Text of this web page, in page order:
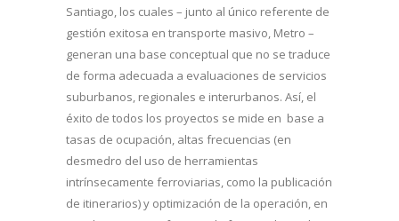
Santiago, los cuales – junto al único referente de
gestión exitosa en transporte masivo, Metro –
generan una base conceptual que no se traduce
de forma adecuada a evaluaciones de servicios
suburbanos, regionales e interurbanos. Así, el
éxito de todos los proyectos se mide en base a
tasas de ocupación, altas frecuencias (en
desmedro del uso de herramientas
intrínsecamente ferroviarias, como la publicación
de itinerarios) y optimización de la operación, en